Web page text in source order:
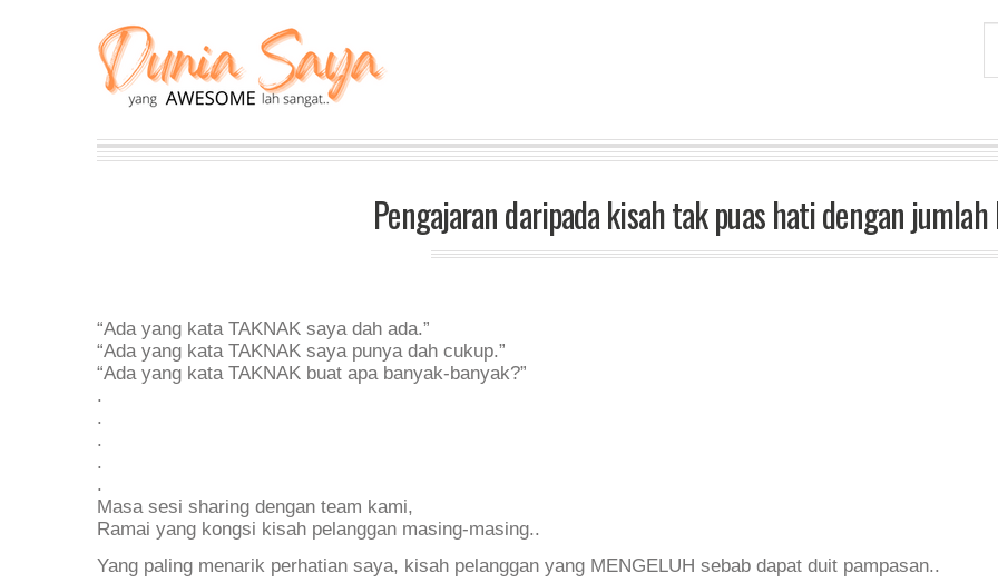
Pengajaran daripada kisah tak puas hati dengan jumlah
“Ada yang kata TAKNAK saya dah ada.”
“Ada yang kata TAKNAK saya punya dah cukup.”
“Ada yang kata TAKNAK buat apa banyak-banyak?”
.
.
.
.
.
Masa sesi sharing dengan team kami,
Ramai yang kongsi kisah pelanggan masing-masing..
Yang paling menarik perhatian saya, kisah pelanggan yang MENGELUH sebab dapat duit pampasan..